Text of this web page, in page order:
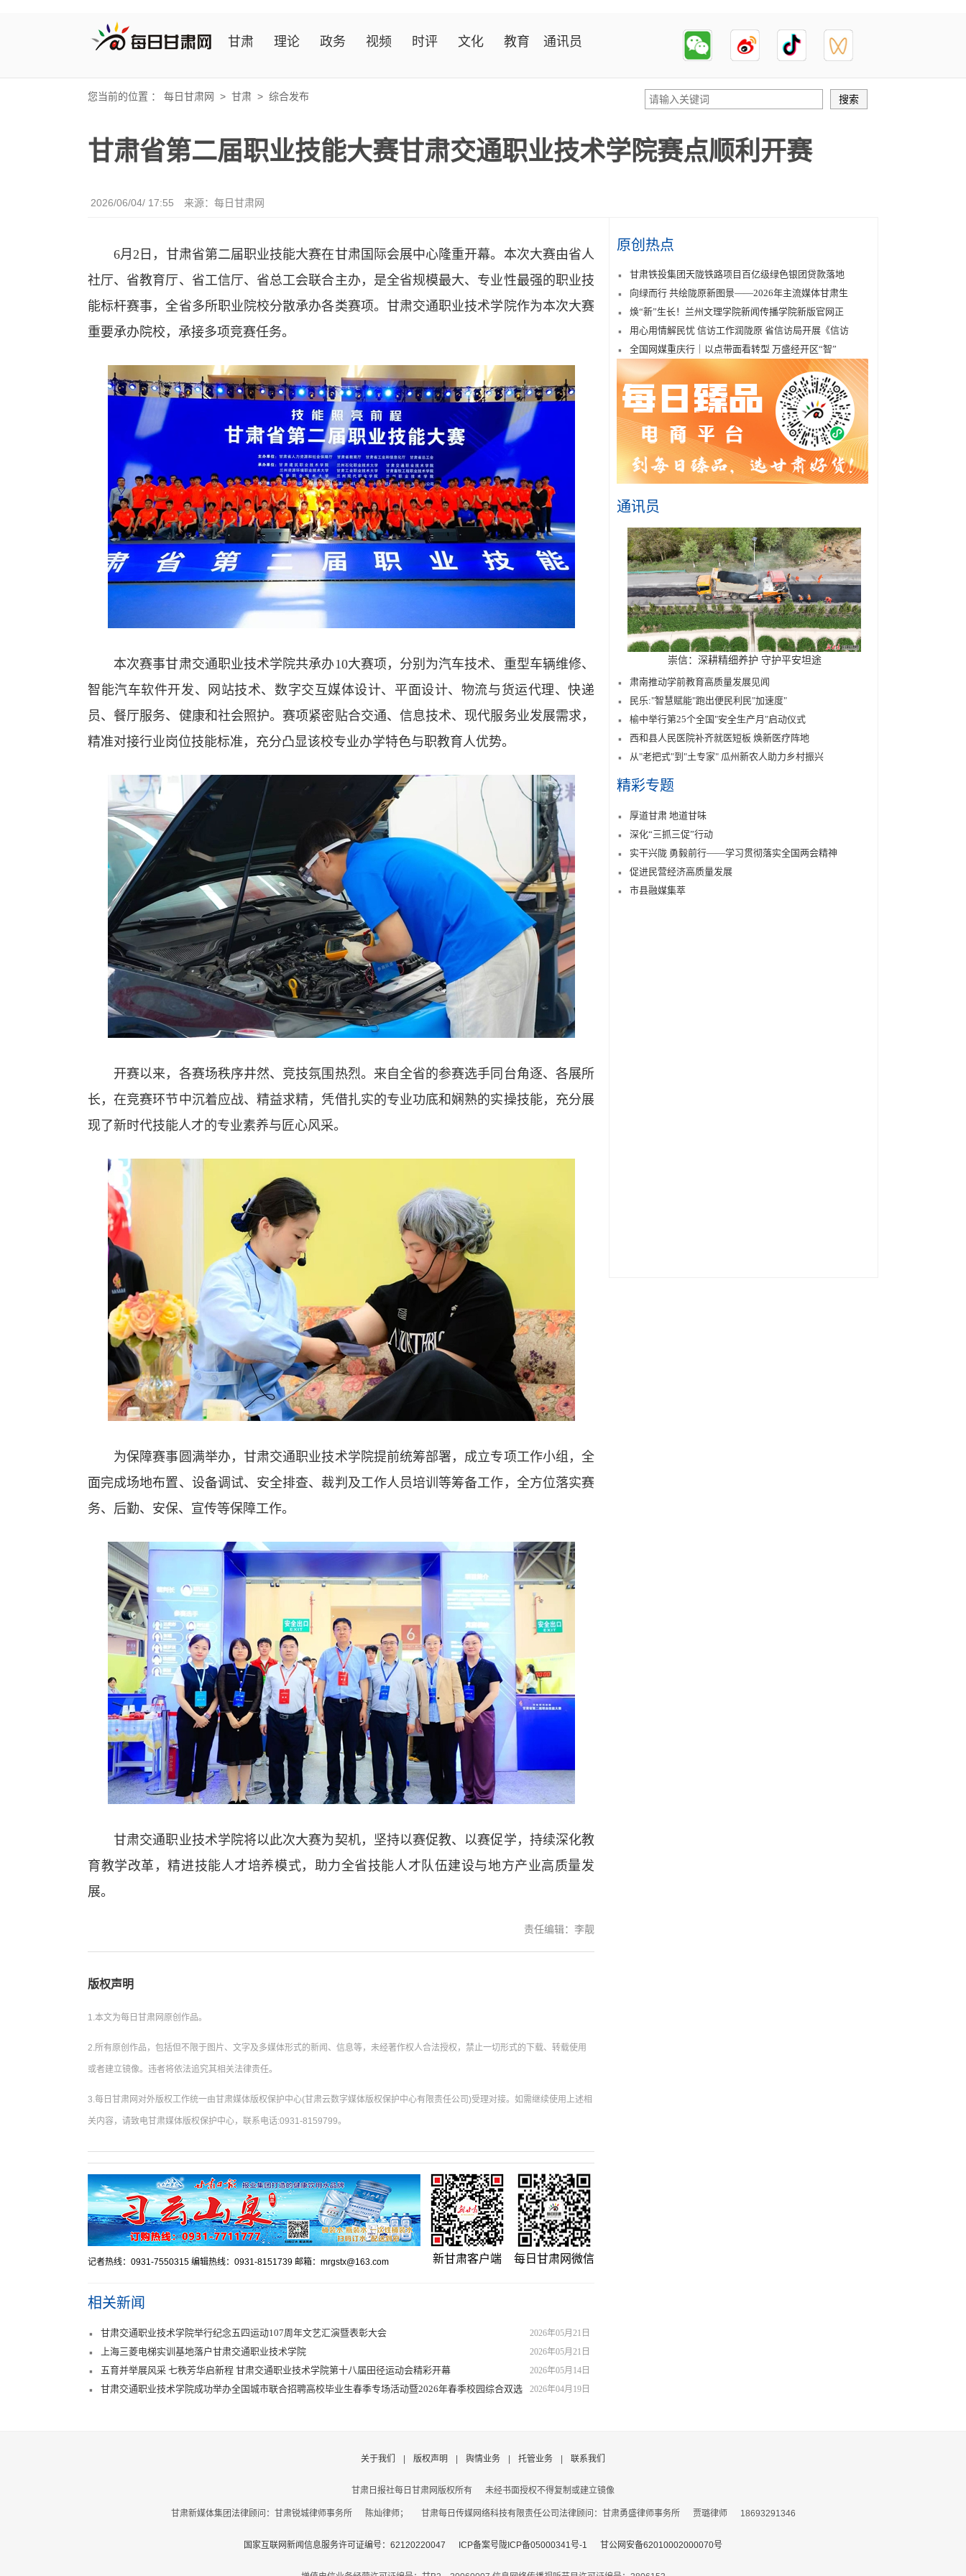
甘肃 理论 政务 视频 时评 文化 教育 通讯员
您当前的位置 ： 每日甘肃网 > 甘肃 > 综合发布
甘肃省第二届职业技能大赛甘肃交通职业技术学院赛点顺利开赛
2026/06/04/ 17:55 来源： 每日甘肃网
6月2日，甘肃省第二届职业技能大赛在甘肃国际会展中心隆重开幕。本次大赛由省人
社厅、省教育厅、省工信厅、省总工会联合主办，是全省规模最大、专业性最强的职业技
能标杆赛事，全省多所职业院校分散承办各类赛项。甘肃交通职业技术学院作为本次大赛
重要承办院校，承接多项竞赛任务。
本次赛事甘肃交通职业技术学院共承办10大赛项，分别为汽车技术、重型车辆维修、
智能汽车软件开发、网站技术、数字交互媒体设计、平面设计、物流与货运代理、快递
员、餐厅服务、健康和社会照护。赛项紧密贴合交通、信息技术、现代服务业发展需求，
精准对接行业岗位技能标准，充分凸显该校专业办学特色与职教育人优势。
开赛以来，各赛场秩序井然、竞技氛围热烈。来自全省的参赛选手同台角逐、各展所
长，在竞赛环节中沉着应战、精益求精，凭借扎实的专业功底和娴熟的实操技能，充分展
现了新时代技能人才的专业素养与匠心风采。
为保障赛事圆满举办，甘肃交通职业技术学院提前统筹部署，成立专项工作小组，全
面完成场地布置、设备调试、安全排查、裁判及工作人员培训等筹备工作，全方位落实赛
务、后勤、安保、宣传等保障工作。
甘肃交通职业技术学院将以此次大赛为契机，坚持以赛促教、以赛促学，持续深化教
育教学改革，精进技能人才培养模式，助力全省技能人才队伍建设与地方产业高质量发
展。
责任编辑：李靓
版权声明
1.本文为每日甘肃网原创作品。
2.所有原创作品，包括但不限于图片、文字及多媒体形式的新闻、信息等，未经著作权人合法授权，禁止一切形式的下载、转载使用
或者建立镜像。违者将依法追究其相关法律责任。
3.每日甘肃网对外版权工作统一由甘肃媒体版权保护中心(甘肃云数字媒体版权保护中心有限责任公司)受理对接。如需继续使用上述相
关内容，请致电甘肃媒体版权保护中心，联系电话:0931-8159799。
记者热线：0931-7550315 编辑热线：0931-8151739 邮箱：mrgstx@163.com 新甘肃客户端 每日甘肃网微信
相关新闻
2026年05月21日
甘肃交通职业技术学院举行纪念五四运动107周年文艺汇演暨表彰大会
2026年05月21日
上海三菱电梯实训基地落户甘肃交通职业技术学院
2026年05月14日
五育并举展风采 七秩芳华启新程 甘肃交通职业技术学院第十八届田径运动会精彩开幕
2026年04月19日
甘肃交通职业技术学院成功举办全国城市联合招聘高校毕业生春季专场活动暨2026年春季校园综合双选
原创热点
甘肃铁投集团天陇铁路项目百亿级绿色银团贷款落地
向绿而行 共绘陇原新图景——2026年主流媒体甘肃生
焕“新”生长！兰州文理学院新闻传播学院新版官网正
用心用情解民忧 信访工作润陇原 省信访局开展《信访
全国网媒重庆行｜以点带面看转型 万盛经开区“智”
通讯员
崇信：深耕精细养护 守护平安坦途
肃南推动学前教育高质量发展见闻
民乐:"智慧赋能"跑出便民利民"加速度"
榆中举行第25个全国"安全生产月"启动仪式
西和县人民医院补齐就医短板 焕新医疗阵地
从"老把式"到"土专家" 瓜州新农人助力乡村振兴
精彩专题
厚道甘肃 地道甘味
深化“三抓三促”行动
实干兴陇 勇毅前行——学习贯彻落实全国两会精神
促进民营经济高质量发展
市县融媒集萃
关于我们 版权声明 舆情业务 托管业务 联系我们
甘肃日报社每日甘肃网版权所有 未经书面授权不得复制或建立镜像
甘肃新媒体集团法律顾问：甘肃锐城律师事务所 陈灿律师； 甘肃每日传媒网络科技有限责任公司法律顾问：甘肃勇盛律师事务所 贾璐律师 18693291346
国家互联网新闻信息服务许可证编号：62120220047 ICP备案号陇ICP备05000341号-1 甘公网安备62010002000070号